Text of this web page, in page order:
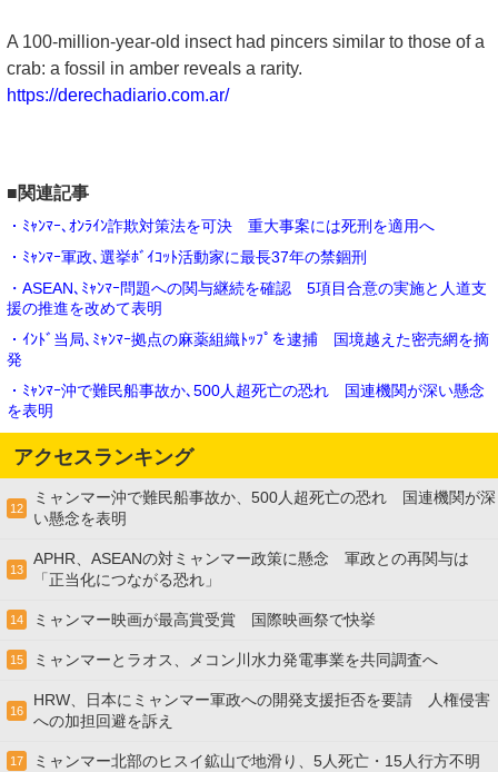
A 100-million-year-old insect had pincers similar to those of a
crab: a fossil in amber reveals a rarity.
https://derechadiario.com.ar/
■関連記事
・ﾐｬﾝﾏｰ､ｵﾝﾗｲﾝ詐欺対策法を可決 重大事案には死刑を適用へ
・ﾐｬﾝﾏｰ軍政､選挙ﾎﾞｲｺｯﾄ活動家に最長37年の禁錮刑
・ASEAN､ﾐｬﾝﾏｰ問題への関与継続を確認 5項目合意の実施と人道支
援の推進を改めて表明
・ｲﾝﾄﾞ当局､ﾐｬﾝﾏｰ拠点の麻薬組織ﾄｯﾌﾟを逮捕 国境越えた密売網を摘
発
・ﾐｬﾝﾏｰ沖で難民船事故か､500人超死亡の恐れ 国連機関が深い懸念
を表明
アクセスランキング
12
ミャンマー沖で難民船事故か、500人超死亡の恐れ 国連機関が深
い懸念を表明
13
APHR、ASEANの対ミャンマー政策に懸念 軍政との再関与は
「正当化につながる恐れ」
14 ミャンマー映画が最高賞受賞 国際映画祭で快挙
15 ミャンマーとラオス、メコン川水力発電事業を共同調査へ
16
HRW、日本にミャンマー軍政への開発支援拒否を要請 人権侵害
への加担回避を訴え
17 ミャンマー北部のヒスイ鉱山で地滑り、5人死亡・15人行方不明